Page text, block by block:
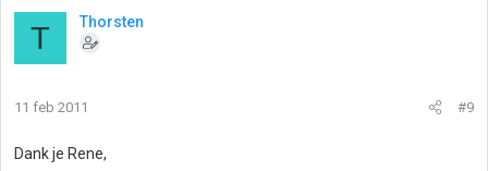
T Thorsten
11 feb 2011 #9
Dank je Rene,